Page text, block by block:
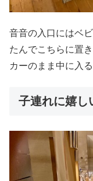
音音の入口にはベ
たんでこちらに置
カーのまま中に入
子連れに嬉し